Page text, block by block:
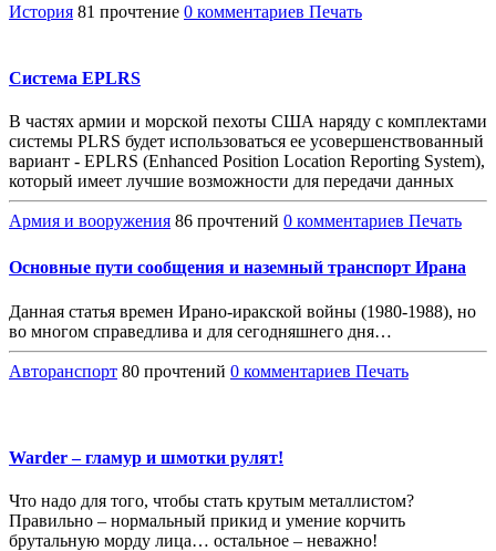
История 81 прочтение 0 комментариев Печать
Система EPLRS
В частях армии и морской пехоты США наряду с комплектами
системы PLRS будет использоваться ее усовершенствованный
вариант - EPLRS (Enhanced Position Location Reporting System),
который имеет лучшие возможности для передачи данных
Армия и вооружения 86 прочтений 0 комментариев Печать
Основные пути сообщения и наземный транспорт Ирана
Данная статья времен Ирано-иракской войны (1980-1988), но
во многом справедлива и для сегодняшнего дня…
Авторанспорт 80 прочтений 0 комментариев Печать
Warder – гламур и шмотки рулят!
Что надо для того, чтобы стать крутым металлистом?
Правильно – нормальный прикид и умение корчить
брутальную морду лица… остальное – неважно!